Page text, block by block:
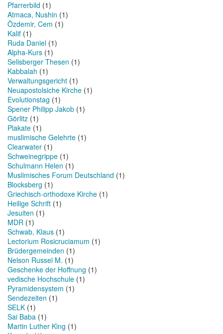
Pfarrerbild (1)
Atmaca, Nushin (1)
Özdemir, Cem (1)
Kalif (1)
Ruda Daniel (1)
Alpha-Kurs (1)
Selisberger Thesen (1)
Kabbalah (1)
Verwaltungsgericht (1)
Neuapostolsiche Kirche (1)
Evolutionstag (1)
Spener Philipp Jakob (1)
Görlitz (1)
Plakate (1)
muslimische Gelehrte (1)
Clearwater (1)
Schweinegrippe (1)
Schulmann Helen (1)
Muslimisches Forum Deutschland (1)
Blocksberg (1)
Griechisch-orthodoxe Kirche (1)
Heilige Schrift (1)
Jesuiten (1)
MDR (1)
Schwab, Klaus (1)
Lectorium Rosicruciamum (1)
Brüdergemeinden (1)
Nelson Russel M. (1)
Geschenke der Hoffnung (1)
vedische Hochschule (1)
Pyramidensystem (1)
Sendezeiten (1)
SELK (1)
Sai Baba (1)
Martin Luther King (1)